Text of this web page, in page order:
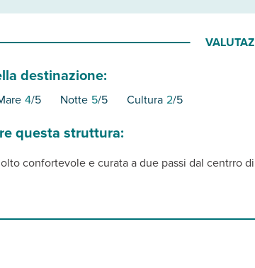
destinazione:
4/5 Notte 5/5 Cultura 2/5
questa struttura:
confortevole e curata a due passi dal centrro